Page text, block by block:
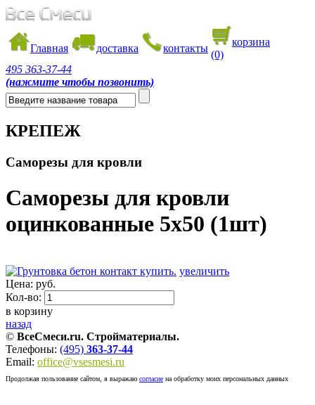
Главная доставка контакты
корзина
(0)
495 363-37-44
(нажмите чтобы позвонить)
КРЕПЕЖ
Саморезы для кровли
Саморезы для кровли
оцинкованные 5х50 (1шт)
увеличить
Цена: руб.
Кол-во:
в корзину
назад
© ВсеСмеси.ru. Стройматериалы.
Телефоны: (495) 363-37-44
Email: office@vsesmesi.ru
Продолжая пользование сайтом, я выражаю согласие на обработку моих персональных данных